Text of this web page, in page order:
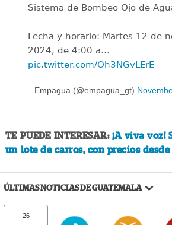
Sistema de Bombeo Ojo de
Fecha y horario: Martes 12 de
2024, de 4:00 a…
pic.twitter.com/Oh3NGvLErE
— Empagua (@empagua_gt)
TE PUEDE INTERESAR:¡A viva voz!
un lote de carros, con precios desde
ÚLTIMAS NOTICIAS DE GUATEMALA
26